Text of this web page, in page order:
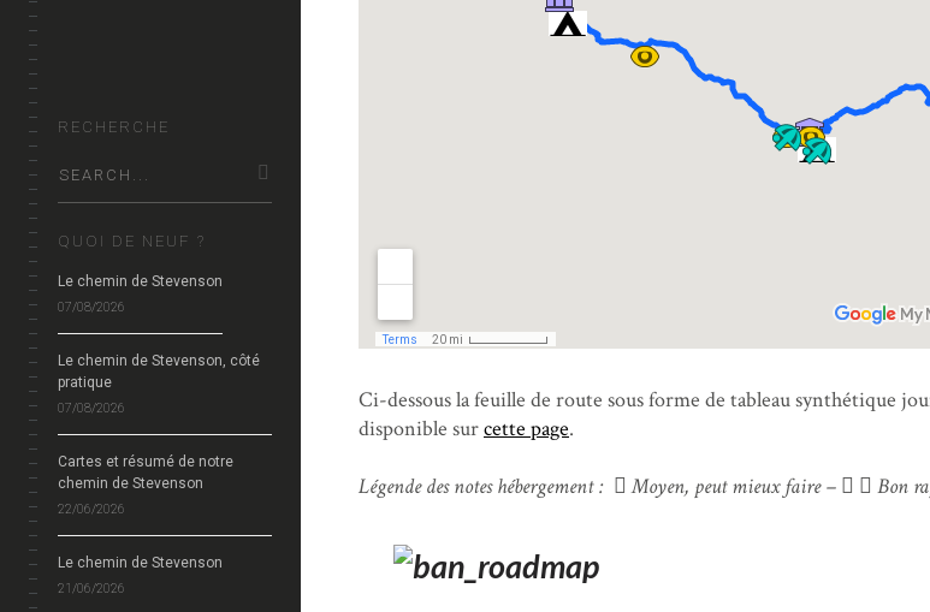
RECHERCHE
QUOI DE NEUF ?
Le chemin de Stevenson
07/08/2026
Le chemin de Stevenson, côté
pratique
07/08/2026
Cartes et résumé de notre
chemin de Stevenson
22/06/2026
Le chemin de Stevenson
21/06/2026
Ci-dessous la feuille de route sous forme de tableau synthétique
disponible surcette page.
Légende des notes hébergement : Moyen, peut mieux faire – Bon